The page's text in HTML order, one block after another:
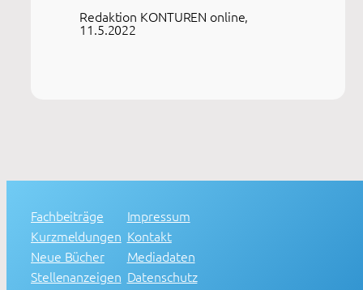
Redaktion KONTUREN online,
11.5.2022
Fachbeiträge
Kurzmeldungen
Neue Bücher
Stellenanzeigen
Impressum
Kontakt
Mediadaten
Datenschutz